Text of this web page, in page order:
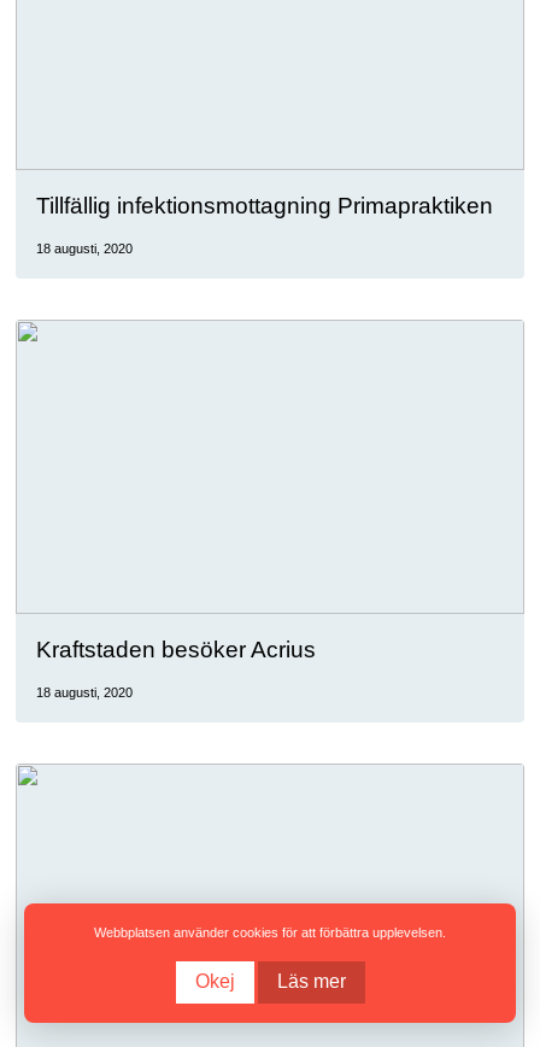
Tillfällig infektionsmottagning Primapraktiken
18 augusti, 2020
Kraftstaden besöker Acrius
18 augusti, 2020
Webbplatsen använder cookies för att förbättra upplevelsen.
Okej Läs mer